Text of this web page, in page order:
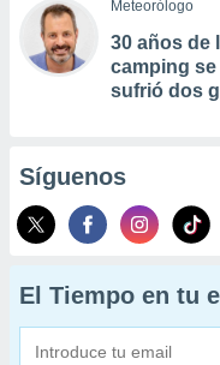
Meteorólogo
30 años de
camping
sufrió dos
Síguenos
El Tiempo en tu